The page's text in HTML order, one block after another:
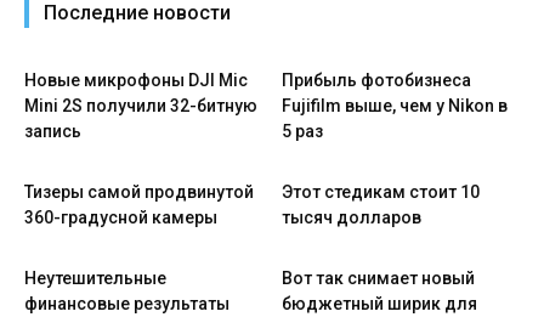
Последние новости
Новые микрофоны DJI Mic
Mini 2S получили 32-битную
запись
Прибыль фотобизнеса
Fujifilm выше, чем у Nikon в
5 раз
Тизеры самой продвинутой
360-градусной камеры
Этот стедикам стоит 10
тысяч долларов
Неутешительные
финансовые результаты
Вот так снимает новый
бюджетный ширик для